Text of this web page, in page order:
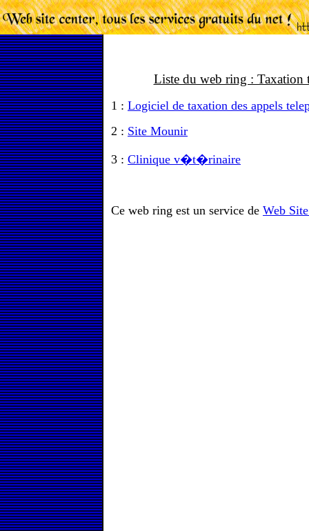
Liste du web ring :
1 : Logiciel de taxation des appels
2 : Site Mounir
3 : Clinique v�t�rinaire
Ce web ring est un service de Web